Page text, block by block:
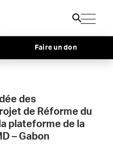
Faire un don
des
de Réforme du
plateforme de la
– Gabon